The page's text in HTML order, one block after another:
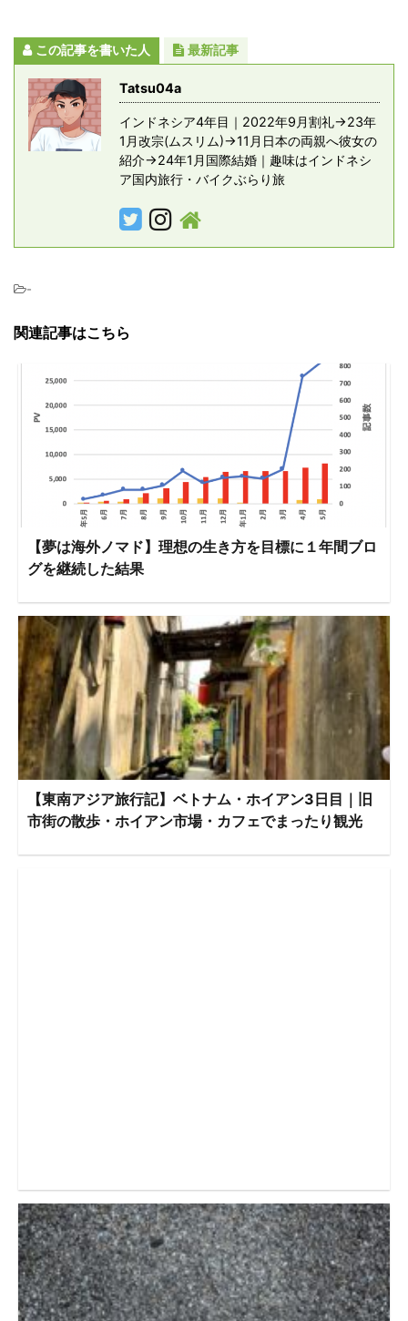
この記事を書いた人 最新記事
Tatsu04a
インドネシア4年目｜2022年9月割礼→23年
1月改宗(ムスリム)→11月日本の両親へ彼女の
紹介→24年1月国際結婚｜趣味はインドネシ
ア国内旅行・バイクぶらり旅
-
関連記事はこちら
【夢は海外ノマド】理想の生き方を目標に１年間ブロ
グを継続した結果
【東南アジア旅行記】ベトナム・ホイアン3日目｜旧
市街の散歩・ホイアン市場・カフェでまったり観光